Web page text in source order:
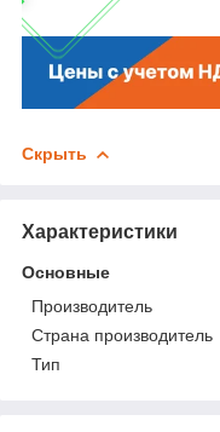
Скрыть
Характеристики
Основные
Производитель
Страна производитель
Тип